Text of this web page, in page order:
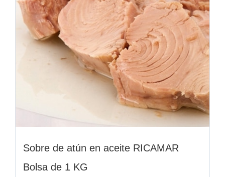
Sobre de atún en aceite RICAMAR
Bolsa de 1 KG